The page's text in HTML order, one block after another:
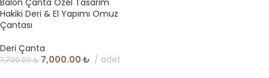
Hakiki Deri & El Yapımı Omuz
Çantası
Deri Çanta
7,700.00₺ 7,000.00 ₺ adet